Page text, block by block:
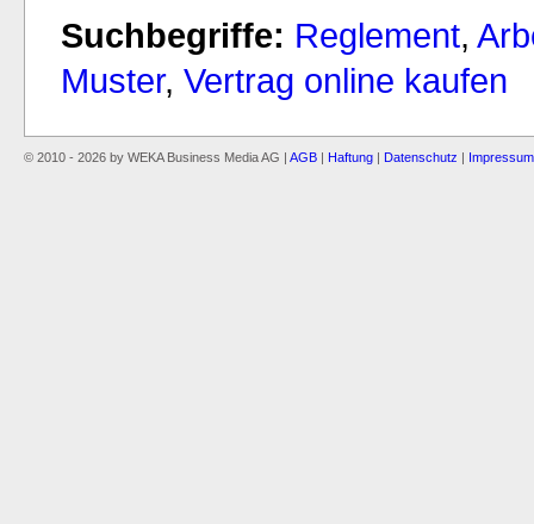
Suchbegriffe: Reglement,
Muster, Vertrag online kaufen
© 2010 - 2026 by WEKA Business Media AG | AGB | Haftung | Datenschutz | Impressum